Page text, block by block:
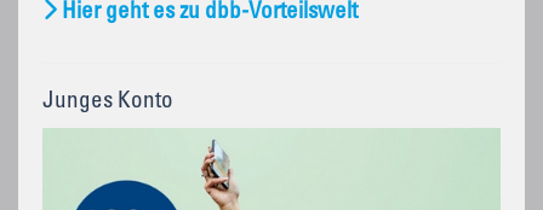
Hier geht es zu dbb-Vorteilswelt
Junges Konto